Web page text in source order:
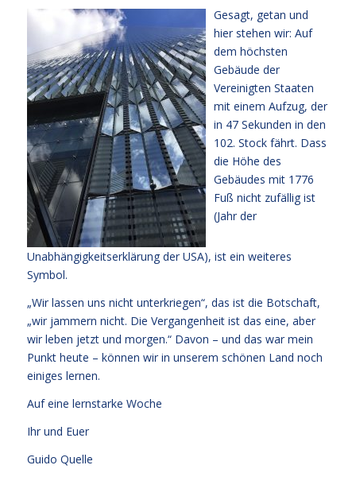
Gesagt, getan und
hier stehen wir: Auf
dem höchsten
Gebäude der
Vereinigten Staaten
mit einem Aufzug, der
in 47 Sekunden in den
102. Stock fährt. Dass
die Höhe des
Gebäudes mit 1776
Fuß nicht zufällig ist
(Jahr der
Unabhängigkeitserklärung der USA), ist ein weiteres
Symbol.
„Wir lassen uns nicht unterkriegen“, das ist die Botschaft,
„wir jammern nicht. Die Vergangenheit ist das eine, aber
wir leben jetzt und morgen.“ Davon – und das war mein
Punkt heute – können wir in unserem schönen Land noch
einiges lernen.
Auf eine lernstarke Woche
Ihr und Euer
Guido Quelle